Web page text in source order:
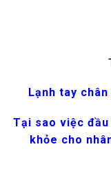
Lạnh tay
Tại sao việc
khỏe cho